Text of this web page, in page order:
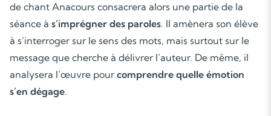
de chant Anacours consacrera alors une partie de la
séance à s’imprégner des paroles. Il amènera son élève
à s’interroger sur le sens des mots, mais surtout sur le
message que cherche à délivrer l’auteur. De même, il
analysera l’œuvre pour comprendre quelle émotion
s’en dégage.